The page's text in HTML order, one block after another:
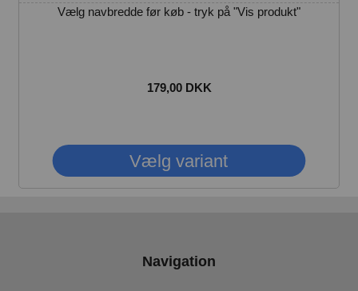
Vælg navbredde før køb - tryk på "Vis produkt"
179,00 DKK
Navigation